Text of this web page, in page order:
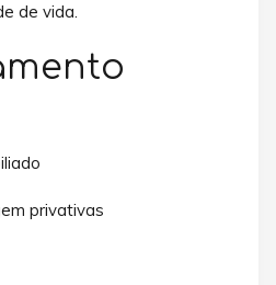
de vida.
privativas